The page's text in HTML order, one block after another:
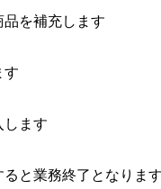
を補充します
す
します
と業務終了となりま